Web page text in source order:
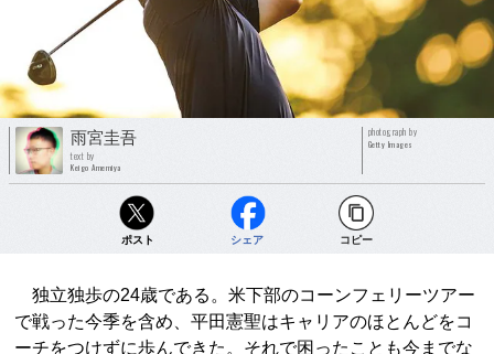
雨宮圭吾
text by
Keigo Amemiya
photograph by
Getty Images
ポスト シェア コピー
独立独歩の24歳である。米下部のコーンフェリーツアー
で戦った今季を含め、平田憲聖はキャリアのほとんどをコ
ーチをつけずに歩んできた。それで困ったことも今までな